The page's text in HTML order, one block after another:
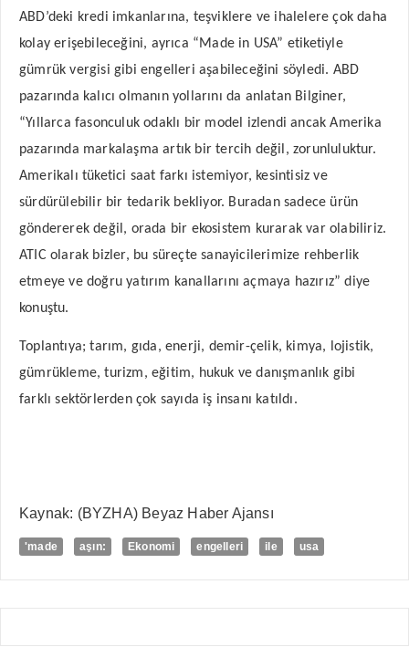
ABD’deki kredi imkanlarına, teşviklere ve ihalelere çok daha
kolay erişebileceğini, ayrıca “Made in USA” etiketiyle
gümrük vergisi gibi engelleri aşabileceğini söyledi. ABD
pazarında kalıcı olmanın yollarını da anlatan Bilginer,
“Yıllarca fasonculuk odaklı bir model izlendi ancak Amerika
pazarında markalaşma artık bir tercih değil, zorunluluktur.
Amerikalı tüketici saat farkı istemiyor, kesintisiz ve
sürdürülebilir bir tedarik bekliyor. Buradan sadece ürün
göndererek değil, orada bir ekosistem kurarak var olabiliriz.
ATIC olarak bizler, bu süreçte sanayicilerimize rehberlik
etmeye ve doğru yatırım kanallarını açmaya hazırız” diye
konuştu.
Toplantıya; tarım, gıda, enerji, demir-çelik, kimya, lojistik,
gümrükleme, turizm, eğitim, hukuk ve danışmanlık gibi
farklı sektörlerden çok sayıda iş insanı katıldı.
Kaynak: (BYZHA) Beyaz Haber Ajansı
'made aşın: Ekonomi engelleri ile usa